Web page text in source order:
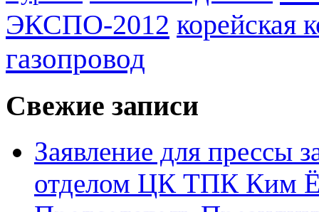
ЭКСПО-2012 корейская
газопровод
Свежие записи
Заявление для прессы
отделом ЦК ТПК Ким